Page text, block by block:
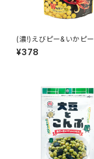
(濃!)えびピー&いかピー
¥378